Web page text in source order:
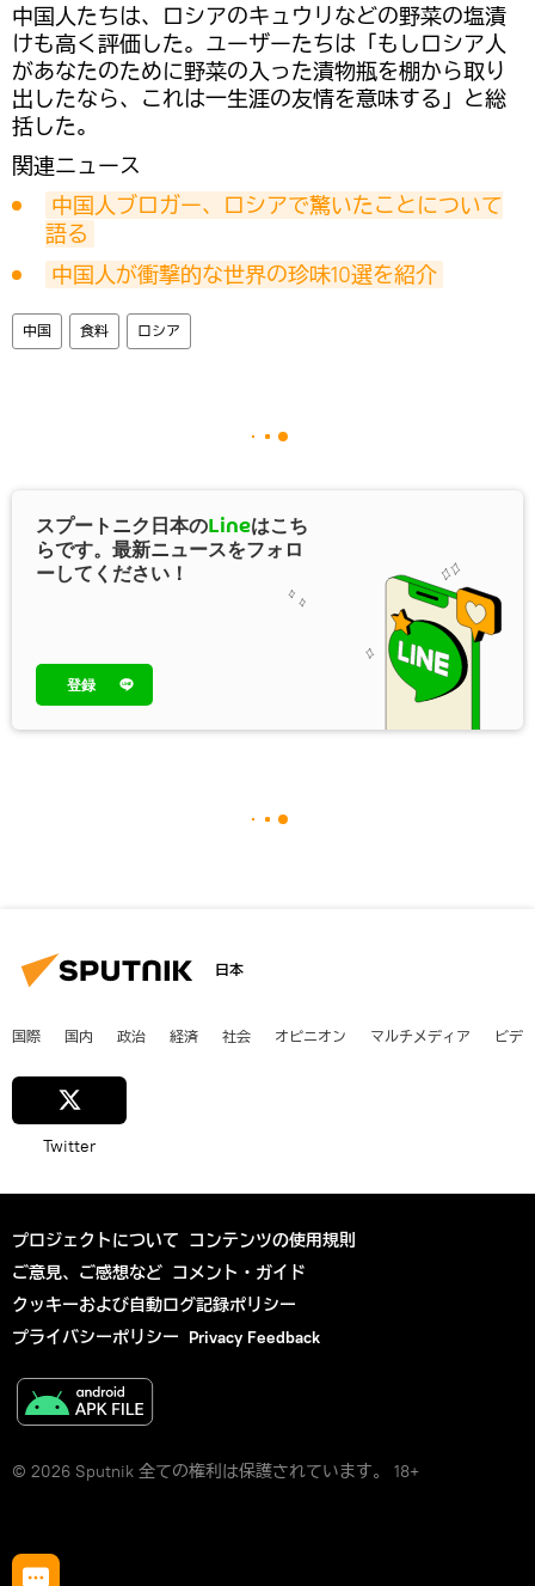
中国人たちは、ロシアのキュウリなどの野菜の塩漬
けも高く評価した。ユーザーたちは「もしロシア人
があなたのために野菜の入った漬物瓶を棚から取り
出したなら、これは一生涯の友情を意味する」と総
括した。
関連ニュース
中国人ブロガー、ロシアで驚いたことについて
語る
中国人が衝撃的な世界の珍味10選を紹介
中国 食料 ロシア
スプートニク日本のLineはこち
らです。最新ニュースをフォロ
ーしてください！
登録
日本
国際 国内 政治 経済 社会 オピニオン マルチメディア ビデ
Twitter
プロジェクトについて コンテンツの使用規則
ご意見、ご感想など コメント・ガイド
クッキーおよび自動ログ記録ポリシー
プライバシーポリシー Privacy Feedback
© 2026 Sputnik 全ての権利は保護されています。 18+